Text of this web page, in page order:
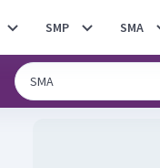
SMP SMA